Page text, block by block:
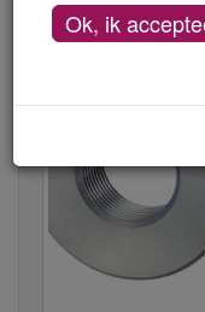
Ok, ik
volgens
aanvraag.